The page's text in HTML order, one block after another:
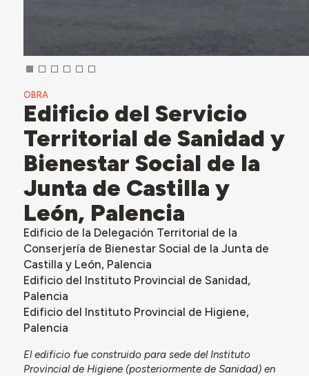
OBRA
Edificio del Servicio
Territorial de Sanidad y
Bienestar Social de la
Junta de Castilla y
León, Palencia
Edificio de la Delegación Territorial de la
Conserjería de Bienestar Social de la Junta de
Castilla y León, Palencia
Edificio del Instituto Provincial de Sanidad,
Palencia
Edificio del Instituto Provincial de Higiene,
Palencia
El edificio fue construido para sede del Instituto
Provincial de Higiene (posteriormente de Sanidad) en